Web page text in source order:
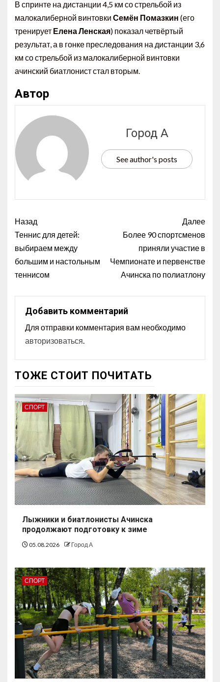
В спринте на дистанции 4,5 км со стрельбой из
малокалиберной винтовки Семён Помазкин (его
тренирует Елена Ленская) показал четвёртый
результат, а в гонке преследования на дистанции 3,6
км со стрельбой из малокалиберной винтовки
ачинский биатлонист стал вторым.
Автор
Город А
See author's posts
Назад
Теннис для детей:
выбираем между
большим и настольным
теннисом
Далее
Более 90 спортсменов
приняли участие в
Чемпионате и первенстве
Ачинска по полиатлону
Добавить комментарий
Для отправки комментария вам необходимо
авторизоваться.
ТОЖЕ СТОИТ ПОЧИТАТЬ
СПОРТ
Лыжники и биатлонисты Ачинска
продолжают подготовку к зиме
05.08.2026 Город А
СПОРТ